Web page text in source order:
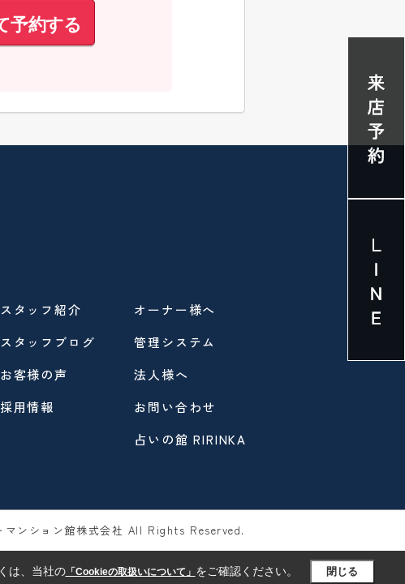
予約する
スタッフ紹介
スタッフブログ
お客様の声
採用情報
オーナー様へ
管理システム
法人様へ
お問い合わせ
占いの館 RIRINKA
ンション館株式会社 All Rights Reserved.
は、当社の「Cookieの取扱いについて」 をご確認ください。 閉じる